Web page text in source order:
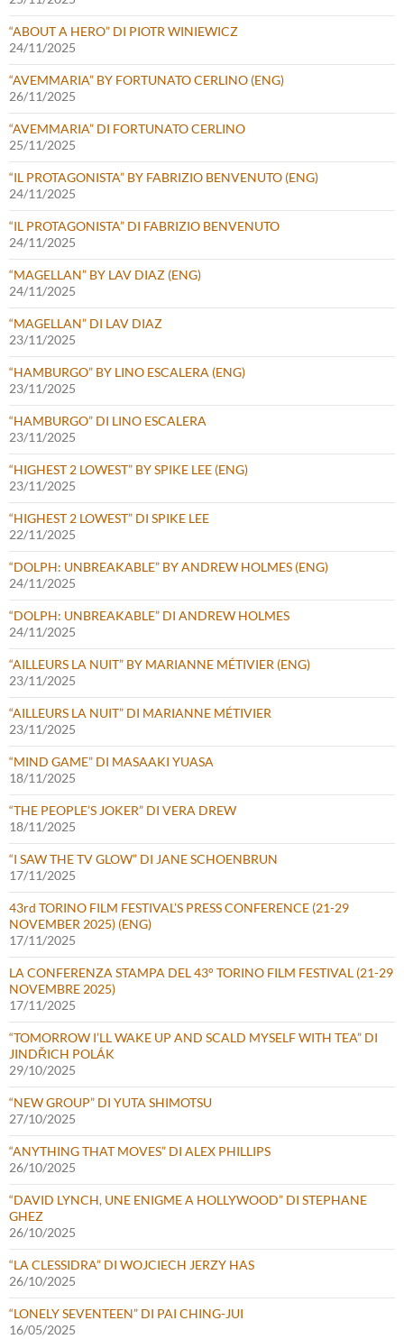
“ABOUT A HERO” DI PIOTR WINIEWICZ
24/11/2025
“AVEMMARIA” BY FORTUNATO CERLINO (ENG)
26/11/2025
“AVEMMARIA” DI FORTUNATO CERLINO
25/11/2025
“IL PROTAGONISTA” BY FABRIZIO BENVENUTO (ENG)
24/11/2025
“IL PROTAGONISTA” DI FABRIZIO BENVENUTO
24/11/2025
“MAGELLAN” BY LAV DIAZ (ENG)
24/11/2025
“MAGELLAN” DI LAV DIAZ
23/11/2025
“HAMBURGO” BY LINO ESCALERA (ENG)
23/11/2025
“HAMBURGO” DI LINO ESCALERA
23/11/2025
“HIGHEST 2 LOWEST” BY SPIKE LEE (ENG)
23/11/2025
“HIGHEST 2 LOWEST” DI SPIKE LEE
22/11/2025
“DOLPH: UNBREAKABLE” BY ANDREW HOLMES (ENG)
24/11/2025
“DOLPH: UNBREAKABLE” DI ANDREW HOLMES
24/11/2025
“AILLEURS LA NUIT” BY MARIANNE MÉTIVIER (ENG)
23/11/2025
“AILLEURS LA NUIT” DI MARIANNE MÉTIVIER
23/11/2025
“MIND GAME” DI MASAAKI YUASA
18/11/2025
“THE PEOPLE’S JOKER” DI VERA DREW
18/11/2025
“I SAW THE TV GLOW” DI JANE SCHOENBRUN
17/11/2025
43rd TORINO FILM FESTIVAL’S PRESS CONFERENCE (21-29
NOVEMBER 2025) (ENG)
17/11/2025
LA CONFERENZA STAMPA DEL 43° TORINO FILM FESTIVAL (21-29
NOVEMBRE 2025)
17/11/2025
“TOMORROW I’LL WAKE UP AND SCALD MYSELF WITH TEA” DI
JINDŘICH POLÁK
29/10/2025
“NEW GROUP” DI YUTA SHIMOTSU
27/10/2025
“ANYTHING THAT MOVES” DI ALEX PHILLIPS
26/10/2025
“DAVID LYNCH, UNE ENIGME A HOLLYWOOD” DI STEPHANE
GHEZ
26/10/2025
“LA CLESSIDRA” DI WOJCIECH JERZY HAS
26/10/2025
“LONELY SEVENTEEN” DI PAI CHING-JUI
16/05/2025